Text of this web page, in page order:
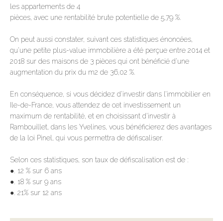
les appartements de 4
pièces, avec une rentabilité brute potentielle de 5,79 %.
On peut aussi constater, suivant ces statistiques énoncées,
qu’une petite plus-value immobilière a été perçue entre 2014 et
2018 sur des maisons de 3 pièces qui ont bénéficié d’une
augmentation du prix du m2 de 36,02 %.
En conséquence, si vous décidez d’investir dans l’immobilier en
Ile-de-France, vous attendez de cet investissement un
maximum de rentabilité, et en choisissant d’investir à
Rambouillet, dans les Yvelines, vous bénéficierez des avantages
de la loi Pinel, qui vous permettra de défiscaliser.
Selon ces statistiques, son taux de défiscalisation est de :
●. 12 % sur 6 ans
●. 18 % sur 9 ans
●. 21% sur 12 ans